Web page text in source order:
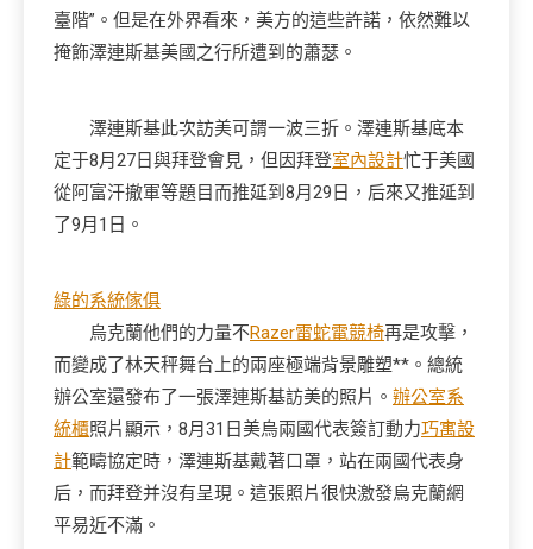
臺階”。但是在外界看來，美方的這些許諾，依然難以
掩飾澤連斯基美國之行所遭到的蕭瑟。
澤連斯基此次訪美可謂一波三折。澤連斯基底本
定于8月27日與拜登會見，但因拜登室內設計忙于美國
從阿富汗撤軍等題目而推延到8月29日，后來又推延到
了9月1日。
綠的系統傢俱
烏克蘭他們的力量不Razer雷蛇電競椅再是攻擊，
而變成了林天秤舞台上的兩座極端背景雕塑**。總統
辦公室還發布了一張澤連斯基訪美的照片。 辦公室系
統櫃照片顯示，8月31日美烏兩國代表簽訂動力巧寓設
計範疇協定時，澤連斯基戴著口罩，站在兩國代表身
后，而拜登并沒有呈現。這張照片很快激發烏克蘭網
平易近不滿。